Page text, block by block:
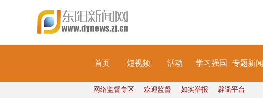
首页 短视频 活动 学习强国 专题新闻
网络监督专区 欢迎监督 如实举报 辟谣平台